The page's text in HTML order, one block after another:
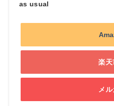
as usual
楽天
メル